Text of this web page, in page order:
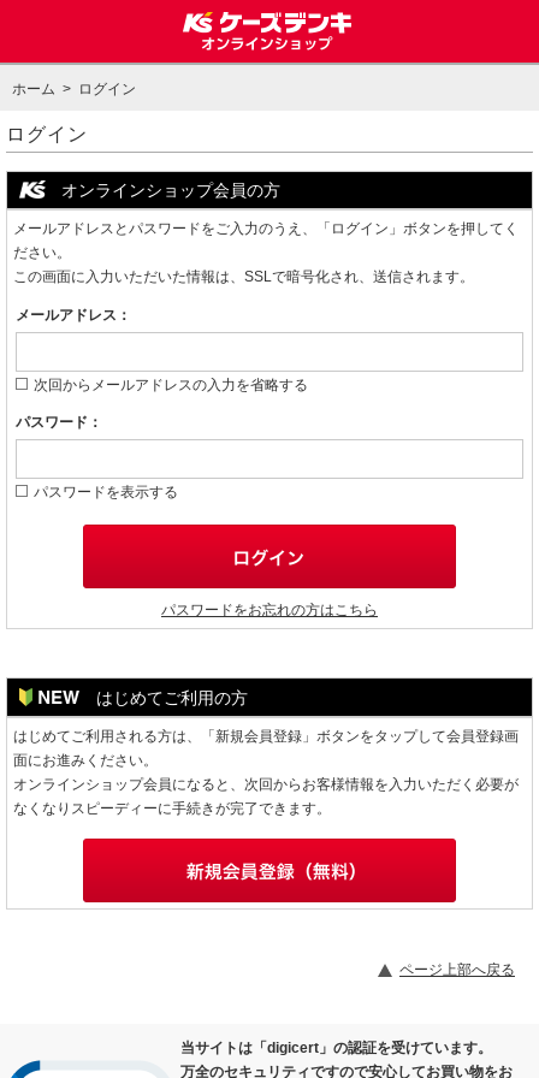
ホーム > ログイン
ログイン
オンラインショップ会員の方
メールアドレスとパスワードをご入力のうえ、「ログイン」ボタンを押してく
ださい。
この画面に入力いただいた情報は、SSLで暗号化され、送信されます。
メールアドレス：
次回からメールアドレスの入力を省略する
パスワード：
パスワードを表示する
パスワードをお忘れの方はこちら
はじめてご利用の方
はじめてご利用される方は、「新規会員登録」ボタンをタップして会員登録画
面にお進みください。
オンラインショップ会員になると、次回からお客様情報を入力いただく必要が
なくなりスピーディーに手続きが完了できます。
ページ上部へ戻る
当サイトは「digicert」の認証を受けています。
万全のセキュリティですので安心してお買い物をお